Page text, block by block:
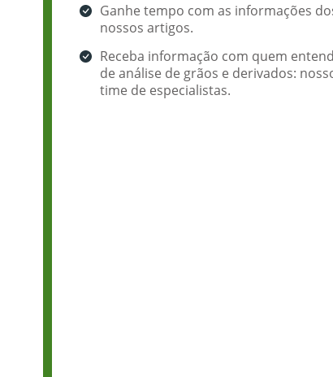
Ganhe tempo com as informações
nossos artigos.
Receba informação com quem
de análise de grãos e derivados:
time de especialistas.